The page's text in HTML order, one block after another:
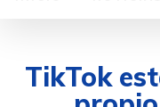
TikTok